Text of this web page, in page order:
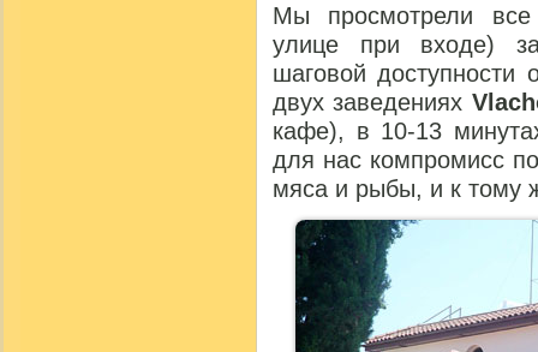
Мы просмотрели
улице при входе)
шаговой
двух заведениях
кафе), в 10-13
для нас компромисс
мяса и рыбы, и к тому